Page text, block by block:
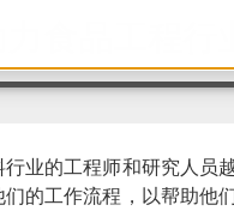
业的工程师和研究人员
的工作流程，以帮助他